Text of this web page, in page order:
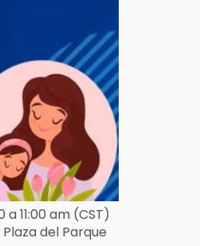
11:00 am (CST)
del Parque